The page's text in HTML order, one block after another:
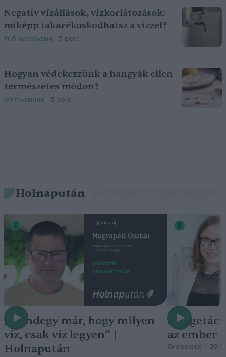
Negatív vízállások, vízkorlátozások:
miképp takarékoskodhatsz a vízzel?
ÉLŐ BOLYGÓNK 5 perc
Hogyan védekezzünk a hangyák ellen
természetes módon?
OTTHONUNK 5 perc
Holnapután
„Mindegy már, hogy milyen
víz, csak víz legyen” |
Holnapután
A
az ember
Greendex